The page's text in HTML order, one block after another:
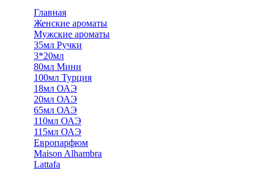
Главное меню
Главная
Женские ароматы
Мужские ароматы
35мл Ручки
3*20мл
80мл Мини
100мл Турция
18мл ОАЭ
20мл ОАЭ
65мл ОАЭ
110мл ОАЭ
115мл ОАЭ
Европарфюм
Maison Alhambra
Lattafa